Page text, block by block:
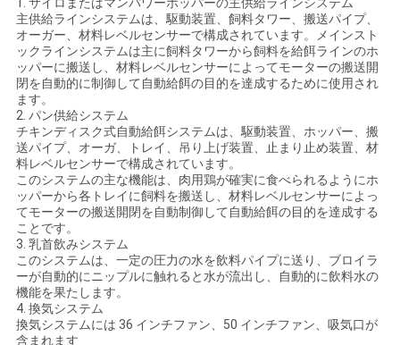
な
さ
い
ニ
ュ
ー
ス
引
1. サイロまたはマンパワーホッパーの主供給ラインシステム
主供給ラインシステムは、駆動装置、飼料タワー、搬送パイプ、
オーガー、材料レベルセンサーで構成されています。メインスト
ックラインシステムは主に飼料タワーから飼料を給餌ラインのホ
ッパーに搬送し、材料レベルセンサーによってモーターの搬送開
閉を自動的に制御して自動給餌の目的を達成するために使用され
ます。
2. パン供給システム
チキンディスク式自動給餌システムは、駆動装置、ホッパー、搬
送パイプ、オーガ、トレイ、吊り上げ装置、止まり止め装置、材
料レベルセンサーで構成されています。
このシステムの主な機能は、肉用鶏が確実に食べられるようにホ
ッパーから各トレイに飼料を搬送し、材料レベルセンサーによっ
てモーターの搬送開閉を自動制御して自動給餌の目的を達成する
ことです。
3. 乳首飲みシステム
このシステムは、一定の圧力の水を飲料パイプに送り、ブロイラ
ーが自動的にニップルに触れると水が流出し、自動的に飲料水の
機能を果たします。
4. 換気システム
換気システムには 36 インチファン、50 インチファン、吸気口が
含まれます